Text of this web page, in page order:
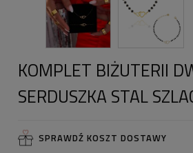
KOMPLET BIŻUTERII
SERDUSZKA STAL
SPRAWDŹ KOSZT DOSTAWY